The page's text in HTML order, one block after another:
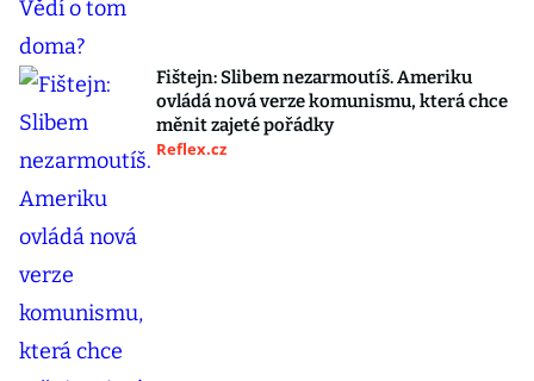
Fištejn: Slibem nezarmoutíš. Ameriku
ovládá nová verze komunismu, která chce
měnit zajeté pořádky
Reflex.cz